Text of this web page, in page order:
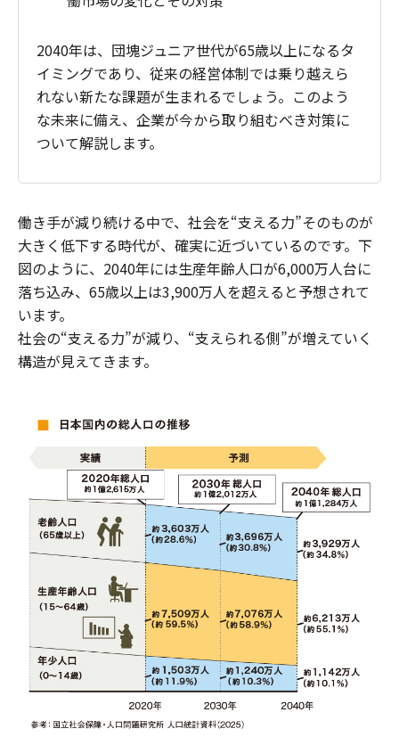
2040年は、団塊ジュニア世代が65歳以上になるタ
イミングであり、従来の経営体制では乗り越えら
れない新たな課題が生まれるでしょう。このよう
な未来に備え、企業が今から取り組むべき対策に
ついて解説します。
働き手が減り続ける中で、社会を“支える力”そのものが
大きく低下する時代が、確実に近づいているのです。下
図のように、2040年には生産年齢人口が6,000万人台に
落ち込み、65歳以上は3,900万人を超えると予想されて
います。
社会の“支える力”が減り、“支えられる側”が増えていく
構造が見えてきます。